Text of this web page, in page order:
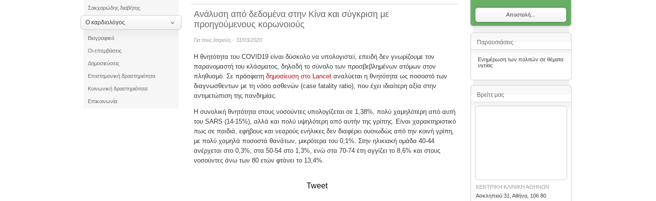
Σακχαρώδης διαβήτης
Ο καρδιολόγος
Βιογραφικό
Οι επεμβάσεις
Δημοσιεύσεις
Επιστημονική δραστηριότητα
Κοινωνική δραστηριότητα
Επικοινωνία
Ανάλυση από δεδομένα στην Κίνα και σύγκριση με
προηγούμενους κορωνοιούς
Για τους Ιατρούς - 31/03/2020
Η θνητότητα του COVID19 είναι δύσκολο να υπολογιστεί, επειδή δεν γνωρίζουμε τον
παρανομαστή του κλάσματος, δηλαδή το σύνολο των προσβεβλημένων ατόμων στον
πληθυσμό. Σε πρόσφατη δημοσίευση στο Lancetαναλύεται η θνητότητα ως ποσοστό των
διαγνωσθεντων με τη νόσο ασθενών (case fatality ratio), που έχει ιδιαίτερη αξία στην
αντιμετώπιση της πανδημίας.
Η συνολική θνητότητα στους νοσούντες υπολογίζεται σε 1,38%, πολύ χαμηλότερη από αυτή
του SARS (14-15%), αλλά και πολύ υψηλότερη από αυτήν της γρίπης. Είναι χαρακτηριστικό
πως σε παιδιά, εφήβους και νεαρούς ενήλικες δεν διαφέρει ουσιωδώς από την κοινή γρίπη,
με πολύ χαμηλά ποσοστά θανάτων, μικρότερα του 0,1%. Στην ηλικιακή ομάδα 40-44
ανέρχεται στο 0,3%, στα 50-54 στο 1,3%, ενώ στα 70-74 έτη αγγίζει το 8,6% και στους
νοσούντες άνω των 80 ετών φτάνει το 13,4%.
Tweet
Αποστολή...
Παρουσιάσεις
Ενημέρωση των πολιτών σε θέματα
υγείας
Βρείτε μας
ΚΕΝΤΡΙΚΗ ΚΛΙΝΙΚΗ ΑΘΗΝΩΝ
Ασκληπιού 31, Αθήνα, 106 80